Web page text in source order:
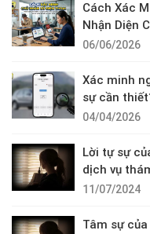
Cách Xác
Nhận Diện
06/06/2026
Xác minh
sự cần
04/04/2026
Lời tự sự
dịch vụ
11/07/2024
Tâm sự